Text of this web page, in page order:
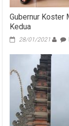
Gubernur Koster
Kedua
28/01/2021